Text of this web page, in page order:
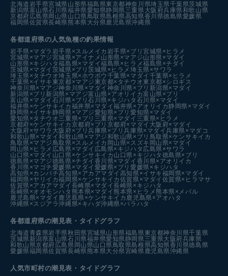
北海道岩手県宮城県山形県福島県東京都神奈川県埼玉県千葉県茨城県
新潟県富山県石川県福井県愛知県静岡県三重県大阪府兵庫県和歌山県
京都府広島県岡山県山口県鳥取県島根県高知県香川県徳島県愛媛県
福岡県佐賀県長崎県熊本県大分県鹿児島県沖縄県
各都道府県の人気魚種の釣果情報
岩手県×マダラ 岩手県×スルメイカ 岩手県×ブリ宮城県×ヒラメ
宮城県×マアジ宮城県×アイナメ 山形県×マアジ山形県×マダイ
山形県×キジハタ福島県×マダイ福島県×ヒラメ福島県×チダイ
茨城県×マダイ 茨城県×ブリ茨城県×ヒラメ埼玉県×サワラ
埼玉県×タチウオ埼玉県×ホウボウ 千葉県×マダイ 千葉県×ヒラメ
千葉県×イサキ 東京都×マアジ 東京都×タチウオ東京都×シロギス
神奈川県×マアジ神奈川県×マダイ 神奈川県×ブリ 新潟県×マダイ
新潟県×ブリ 新潟県×マアジ富山県×アオリイカ富山県×ブリ
富山県×マダイ 石川県×ブリ石川県×キジハタ 石川県×マダイ
福井県×ケンサキイカ 福井県×マダイ福井県×アオリイカ 静岡県×マダイ
静岡県×イサキ 静岡県×マアジ愛知県×ブリ愛知県×マダイ
愛知県×タチウオ三重県×ブリ 三重県×マダイ 三重県×ヒラメ
京都府×ケンサキイカ 京都府×ブリ 京都府×マダイ 大阪府×マダイ
大阪府×サワラ 大阪府×ブリ兵庫県×ブリ兵庫県×マダイ兵庫県×マダコ
和歌山県×マダイ和歌山県×マアジ和歌山県×ブリ 鳥取県×ケンサキイカ
鳥取県×マアジ鳥取県×スルメイカ 岡山県×スズキ 岡山県×マダイ
岡山県×ヒラメ 広島県×マダイ 広島県×キジハタ 広島県×サワラ
山口県×マダイ 山口県×ケンサキイカ 山口県×キジハタ 徳島県×ブリ
徳島県×マアジ徳島県×チダイ 香川県×マダイ 香川県×アオリイカ
香川県×マゴチ愛媛県×マダイ 愛媛県×ブリ愛媛県×キジハタ
高知県×カンパチ高知県×アカアマダイ 高知県×イサキ福岡県×マダイ
福岡県×ヤリイカ福岡県×ケンサキイカ 佐賀県×マダイ 佐賀県×ヒラマサ
佐賀県×アカアマダイ 長崎県×マダイ長崎県×キジハタ
長崎県×オオモンハタ 熊本県×マダイ 熊本県×ヒラメ 熊本県×メバル
鹿児島県×マダイ 鹿児島県×ケンサキイカ 鹿児島県×アオハタ
沖縄県×スジアラ沖縄県×キハダ沖縄県×バラハタ
各都道府県の潮見表 ・タイドグラフ
北海道青森県岩手県秋田県宮城県山形県福島県東京都神奈川県千葉県
茨城県新潟県富山県石川県福井県愛知県静岡県三重県大阪府兵庫県
和歌山県京都府広島県 岡山県山口県鳥取県島根県高知県香川県徳島県
愛媛県福岡県佐賀県長崎県熊本県大分県宮崎県鹿児島県沖縄県
人気市町村の潮見表・タイドグラフ